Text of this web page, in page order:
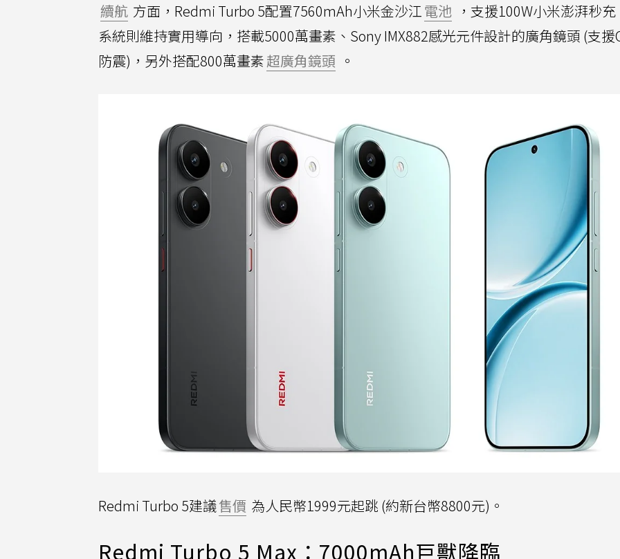
續航 方面，Redmi Turbo 5配置7560mAh小米金沙江電池 ，支援100W小米澎湃秒
系統則維持實用導向，搭載5000萬畫素、Sony IMX882感光元件設計的廣角鏡頭 (支援
防震)，另外搭配800萬畫素超廣角鏡頭 。
Redmi Turbo 5建議售價 為人民幣1999元起跳 (約新台幣8800元)。
Redmi Turbo 5 Max：7000mAh巨獸降臨